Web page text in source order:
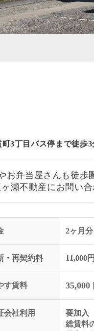
町3丁目バス停まで徒歩3
弁当屋さんも徒歩
瀬不動産にお問い合
2ヶ月分
・再契約料 11,000円
す賃料 35,000
会社利用
要加入
総賃料